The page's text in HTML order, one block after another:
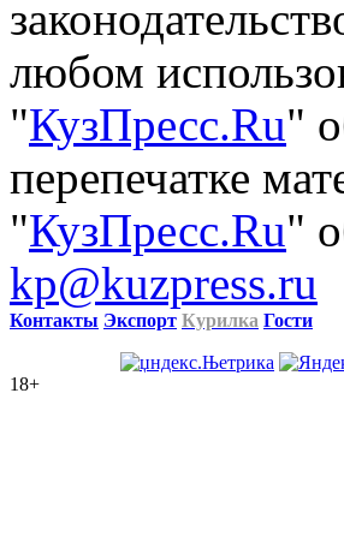
любом
"КузПресс.Ru"
перепечатке
"КузПресс.Ru"
kp@kuzpress.ru
Контакты Экспорт Курилка Гости
18+